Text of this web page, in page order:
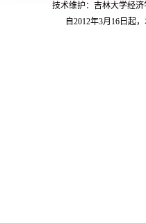
技术维护：吉林大学经济
自2012年3月16日起